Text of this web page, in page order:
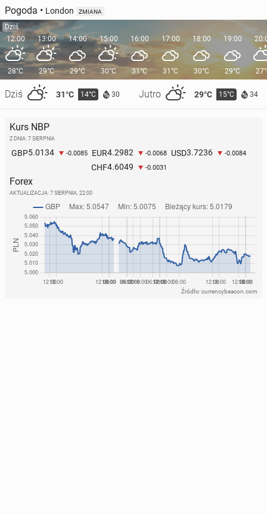
Pogoda • London ZMIANA
Dziś
12:00
28°C
Dziś 31°C 14°C 30 Jutro 29°C 15°C 34
13:00
29°C
14:00
29°C
15:00
30°C
16:00
31°C
17:00
31°C
18:00
30°C
19:00
29°C
Kurs NBP
Z DNIA: 7 SIERPNIA
GBP5.0134 -0.0085 EUR4.2982 -0.0068 USD3.7236 -0.0084
CHF4.6049 -0.0031
Forex
AKTUALIZACJA: 7 SIERPNIA, 22:00
Źródło: currencybeacon.com